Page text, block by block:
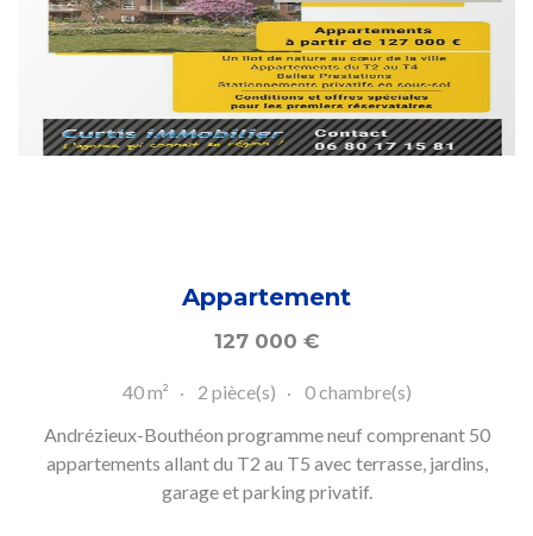
Appartement
127 000 €
40 m² 2 pièce(s)
0 chambre(s)
Andrézieux-Bouthéon programme neuf comprenant 50
appartements allant du T2 au T5 avec terrasse, jardins,
garage et parking privatif.